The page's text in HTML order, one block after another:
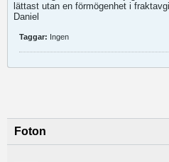
lättast utan en förmögenhet i
Daniel
Taggar: Ingen
Foton